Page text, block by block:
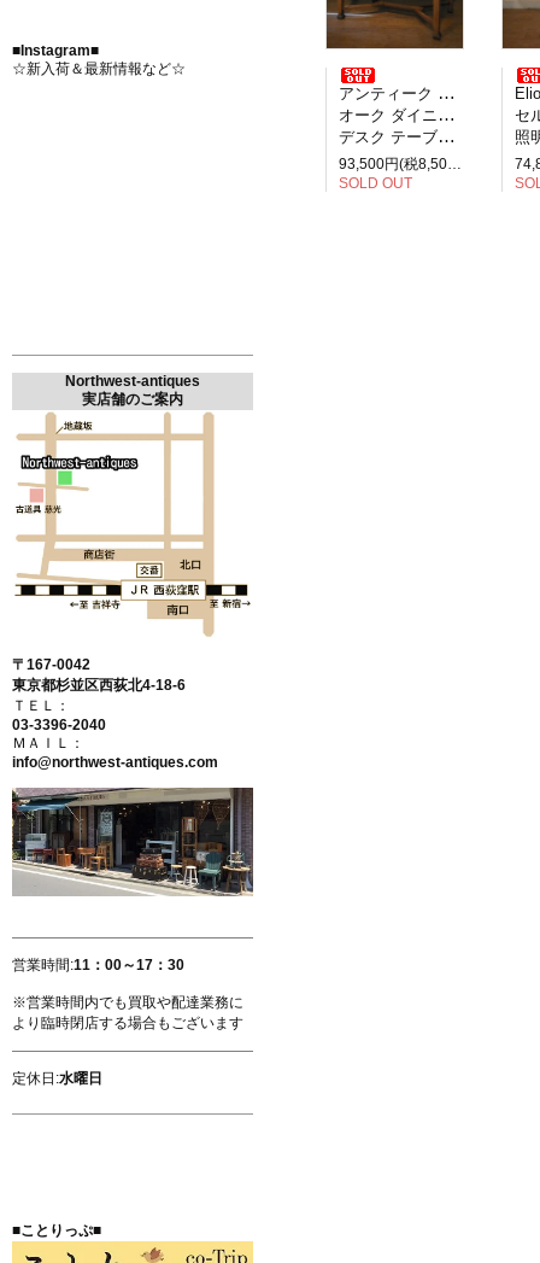
アンティーク イギリス製
オーク ダイニングテーブル
デスク テーブル 2人掛け
93,500円(税8,500円)
SOLD OUT
Elio
セル
照明
■Instagram■
☆新入荷＆最新情報など☆
Northwest-antiques
実店舗のご案内
〒167-0042
東京都杉並区西荻北4-18-6
ＴＥＬ：
03-3396-2040
ＭＡＩＬ：
info@northwest-antiques.com
営業時間:11：00～17：30
※営業時間内でも買取や配達業務に
より臨時閉店する場合もございます
定休日:水曜日
■ことりっぷ■